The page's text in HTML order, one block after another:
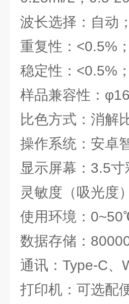
波长选择：自动；
重复性：<0.5%；
稳定性：<0.5%；
样品兼容性：
比色方式：消解
操作系统：安卓
显示屏幕：3.5
灵敏度（吸光度
使用环境：
数据存储：
通讯：Type-C、
打印机：可选配